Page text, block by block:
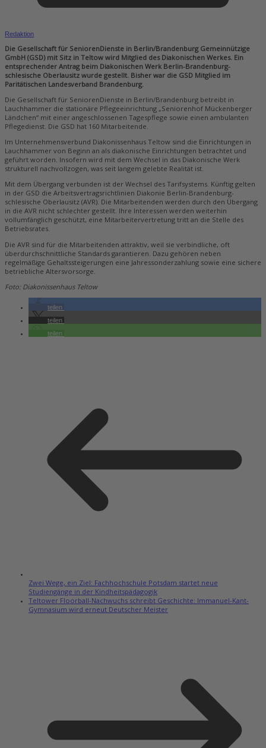
Redaktion
Die Gesellschaft für SeniorenDienste in Berlin/Brandenburg Gemeinnützige
GmbH (GSD) mit Sitz in Teltow wird Mitglied des Diakonischen Werkes. Ein
entsprechender Antrag beim Diakonischen Werk Berlin-Brandenburg-
schlesische Oberlausitz wurde gestellt. Bisher war die GSD Mitglied im
Paritätischen Landesverband Brandenburg.
Die Gesellschaft für SeniorenDienste in Berlin/Brandenburg betreibt in
Lauchhammer die stationäre Pflegeeinrichtung „Seniorenhof Mückenberger
Ländchen“ mit einer angeschlossenen Tagespflege sowie einen ambulanten
Pflegedienst. Die GSD hat 160 Mitarbeitende.
Im Unternehmensverbund Diakonissenhaus Teltow sind die Einrichtungen in
Lauchhammer von Beginn an als diakonische Einrichtungen betrachtet und
geführt worden. Insofern wird mit dem Wechsel in das Diakonische Werk
strukturell nachvollzogen, was seit langem gelebte Realität ist.
Mit dem Übergang verbunden ist der Wechsel des Tarifsystems. Künftig gelten
in der GSD die Arbeitsvertragsrichtlinien Diakonie Berlin-Brandenburg-
schlesische Oberlausitz (AVR). Die Mitarbeitenden werden durch den Übergang
in die AVR nicht schlechter gestellt. Ihre Interessen werden weiterhin
vollumfänglich geschützt, eine Mitarbeitervertretung tritt an die Stelle des
Betriebsrates.
Die AVR sind für die Mitarbeitenden attraktiv, weil sie verbindliche, oft
überdurchschnittliche Standards garantieren. Dazu gehören neben
regelmäßige Gehaltssteigerungen eine Jahressonderzahlung sowie eine sichere
betriebliche Altersvorsorge.
Foto: Diakonissenhaus Teltow
teilen
teilen
teilen
Zwei Wege, ein Ziel: Fachhochschule Potsdam startet neue
Studiengänge in der Kindheitspädagogik
Teltower Floorball-Nachwuchs schreibt Geschichte: Immanuel-Kant-
Gymnasium wird erneut Deutscher Meister